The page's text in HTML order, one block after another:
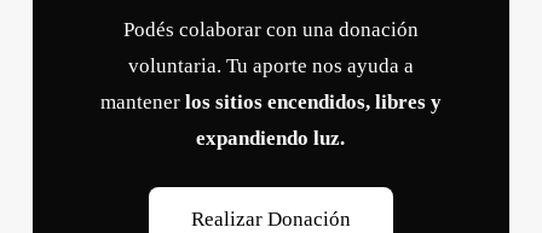
Podés colaborar con una donación
voluntaria. Tu aporte nos ayuda a
mantener los sitios encendidos, libres y
expandiendo luz.
Realizar Donación